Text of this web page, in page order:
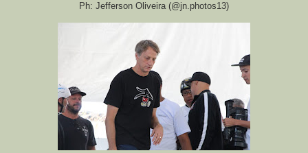
Ph: Jefferson Oliveira (@jn.photos13)